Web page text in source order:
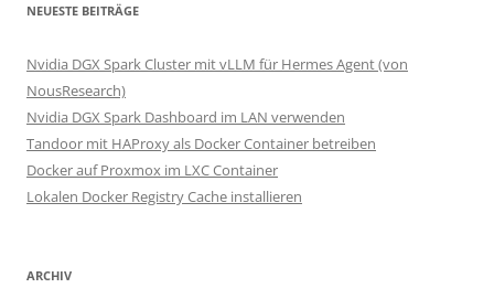
NEUESTE BEITRÄGE
Nvidia DGX Spark Cluster mit vLLM für Hermes Agent (von
NousResearch)
Nvidia DGX Spark Dashboard im LAN verwenden
Tandoor mit HAProxy als Docker Container betreiben
Docker auf Proxmox im LXC Container
Lokalen Docker Registry Cache installieren
ARCHIV